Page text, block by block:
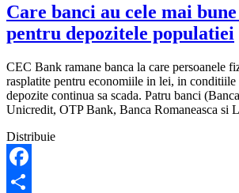
Care banci au cele mai
pentru depozitele populatiei
CEC Bank ramane banca la care persoanele
rasplatite pentru economiile in lei, in conditiile
depozite continua sa scada. Patru banci
Unicredit, OTP Bank, Banca Romaneasca si
Distribuie
Facebook